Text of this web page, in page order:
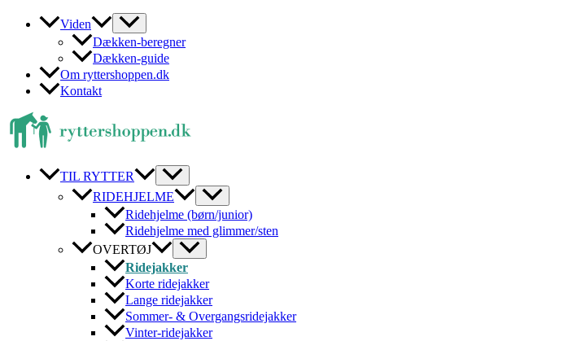
Viden
Dækken-beregner
Dækken-guide
Om ryttershoppen.dk
Kontakt
TIL RYTTER
RIDEHJELME
Ridehjelme (børn/junior)
Ridehjelme med glimmer/sten
OVERTØJ
Ridejakker
Korte ridejakker
Lange ridejakker
Sommer- & Overgangsridejakker
Vinter-ridejakker